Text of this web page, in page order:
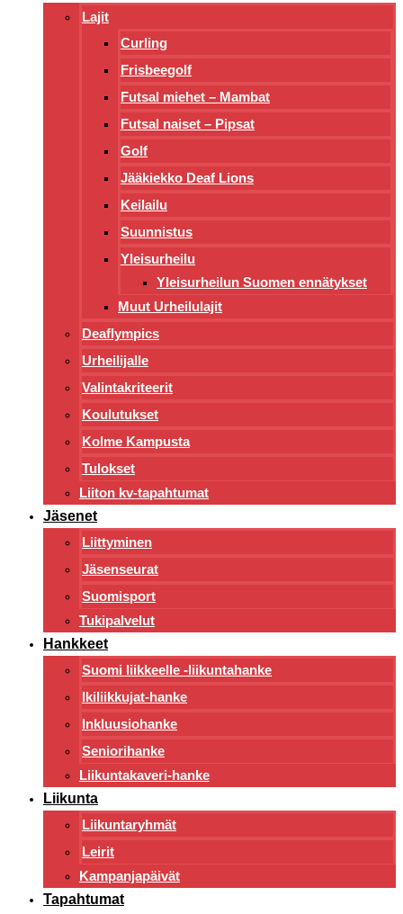
Lajit
Curling
Frisbeegolf
Futsal miehet – Mambat
Futsal naiset – Pipsat
Golf
Jääkiekko Deaf Lions
Keilailu
Suunnistus
Yleisurheilu
Yleisurheilun Suomen ennätykset
Muut Urheilulajit
Deaflympics
Urheilijalle
Valintakriteerit
Koulutukset
Kolme Kampusta
Tulokset
Liiton kv-tapahtumat
Jäsenet
Liittyminen
Jäsenseurat
Suomisport
Tukipalvelut
Hankkeet
Suomi liikkeelle -liikuntahanke
Ikiliikkujat-hanke
Inkluusiohanke
Seniorihanke
Liikuntakaveri-hanke
Liikunta
Liikuntaryhmät
Leirit
Kampanjapäivät
Tapahtumat